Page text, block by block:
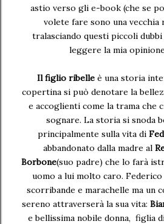
astio verso gli e-book (che se
volete fare sono una vecchia
tralasciando questi piccoli dubbi
leggere la mia
Il figlio ribelle è una storia
copertina si può denotare la
e accoglienti come la trama che
sognare. La storia si snoda
principalmente sulla vita di
abbandonato dalla madre al
Borbone(suo padre) che lo farà
uomo a lui molto caro.
scorribande e marachelle ma un
sereno attraverserà la sua vita:
e bellissima nobile donna, figlia